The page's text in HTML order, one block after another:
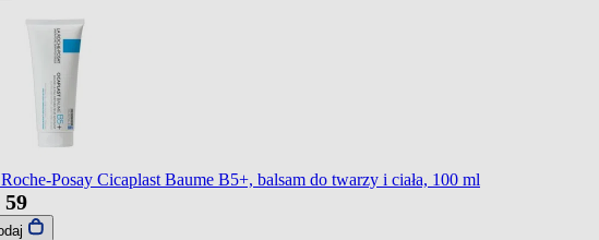
Posay Cicaplast Baume B5+, balsam do twarzy i ciała, 100 ml
59